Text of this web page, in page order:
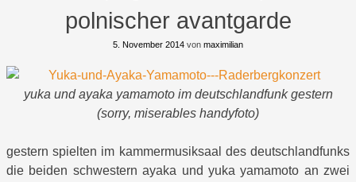
polnischer avantgarde
5. November 2014 von maximilian
yuka und ayaka yamamoto im deutschlandfunk gestern
(sorry, miserables handyfoto)
gestern spielten im kammermusiksaal des deutschlandfunks
die beiden schwestern ayaka und yuka yamamoto an zwei